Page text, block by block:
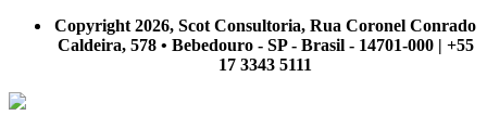
Copyright 2026, Scot Consultoria, Rua Coronel Conrado
Caldeira, 578 • Bebedouro - SP - Brasil - 14701-000 | +55
17 3343 5111